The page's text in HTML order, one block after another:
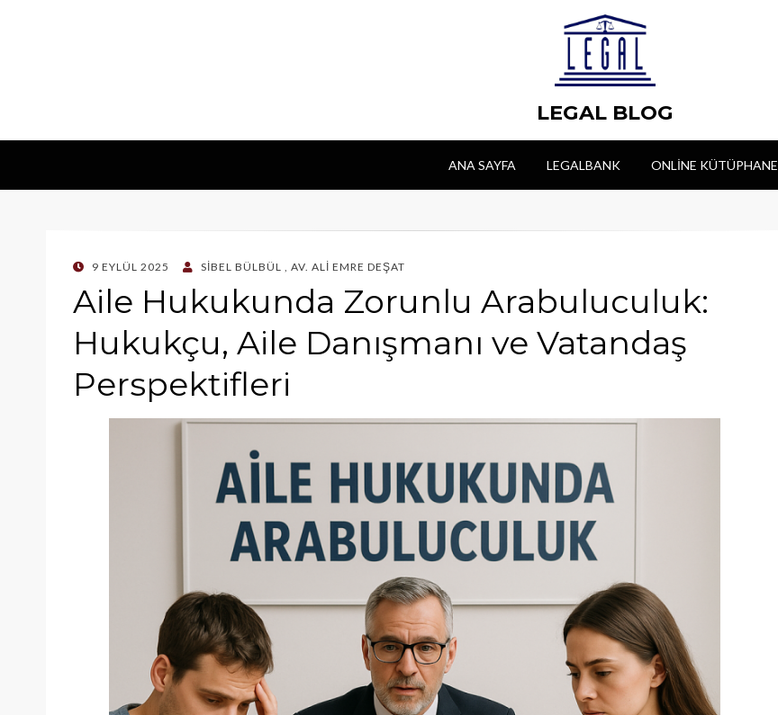
LEGAL BLOG
ANA SAYFA LEGALBANK ONLINE KÜTÜPHANE
POSTED
9 EYLÜL 2025 SİBEL BÜLBÜL , AV. ALİ EMRE DEŞAT
Aile Hukukunda Zorunlu Arabuluculuk:
Hukukçu, Aile Danışmanı ve Vatandaş
Perspektifleri